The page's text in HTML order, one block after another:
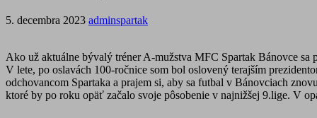
5. decembra 2023 adminspartak
Ako už aktuálne bývalý tréner A-mužstva MFC Spartak Bánovce
V lete, po oslavách 100-ročnice som bol oslovený terajším
odchovancom Spartaka a prajem si, aby sa futbal v Bánovciach
ktoré by po roku opäť začalo svoje pôsobenie v najnižšej 9.lige. V